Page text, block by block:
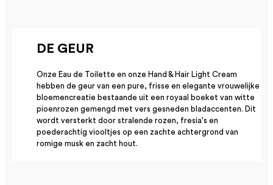
DE GEUR
Onze Eau de Toilette en onze Hand & Hair Light Cream
hebben de geur van een pure, frisse en elegante vrouwelijke
bloemencreatie bestaande uit een royaal boeket van witte
pioenrozen gemengd met vers gesneden bladaccenten. Dit
wordt versterkt door stralende rozen, fresia's en
poederachtig viooltjes op een zachte achtergrond van
romige musk en zacht hout.